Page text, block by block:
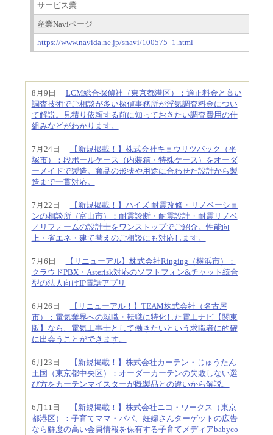
サービス業
産業Naviページ
https://www.navida.ne.jp/snavi/100575_1.html
8月9日 LCM総合探偵社（東京都港区）：適正料金と高い
調査技術でご相談が多い探偵事務所が浮気調査料金につい
て解説。見積り依頼する前に知っておきたい調査費用の仕
組みなどがわかります。
7月24日
【新規掲載！】株式会社キョウリツパック（平
塚市）：段ボールケース（内装箱・特殊ケース）をオーダ
ーメイドで製造。商品の形状や用途に合わせた設計から製
造まで一貫対応。
7月22日
【新規掲載！】ハイズ 耐震改修・リノベーショ
ンの相談所（富山市）：耐震診断・耐震設計・耐震リノベ
／リフォームの設計士をワンストップでご紹介。性能向
上・省エネ・建て替えのご相談にも対応します。
7月6日
【リニューアル】株式会社Ringing（横浜市）：
クラウドPBX・Asterisk対応のソフトフォン&チャット統合
型の法人向けIP電話アプリ
6月26日
【リニューアル！】TEAM株式会社（名古屋
市）：電気業界への就職・転職に特化した電工ナビ【関東
版】なら、電気工事士として働きたいという求職者に的確
に出会うことができます。
6月23日
【新規掲載！】株式会社カーテン・じゅうたん
王国（東京都中央区）：オーダーカーテンの失敗しない選
び方をカーテンマイスターが既製品との違いから解説。
6月11日
【新規掲載！】株式会社ニコ・ワークス（東京
都港区）：子育てママ・パパ、妊婦さんターゲットの広告
なら鮮度の高い会員情報を保有する子育てメディアbabyco